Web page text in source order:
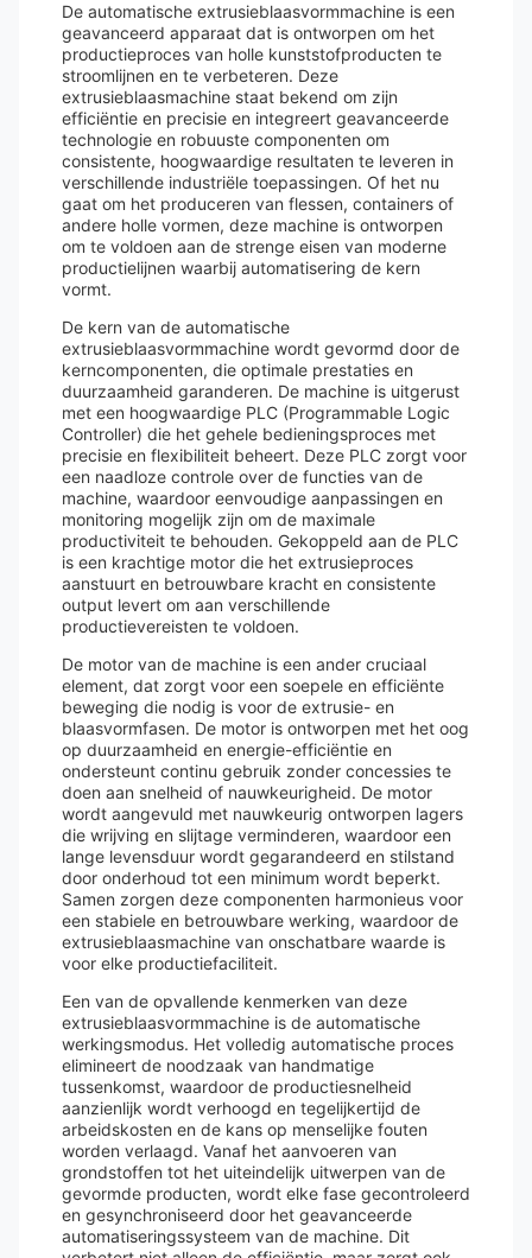
De automatische extrusieblaasvormmachine is een
geavanceerd apparaat dat is ontworpen om het
productieproces van holle kunststofproducten te
stroomlijnen en te verbeteren. Deze
extrusieblaasmachine staat bekend om zijn
efficiëntie en precisie en integreert geavanceerde
technologie en robuuste componenten om
consistente, hoogwaardige resultaten te leveren in
verschillende industriële toepassingen. Of het nu
gaat om het produceren van flessen, containers of
andere holle vormen, deze machine is ontworpen
om te voldoen aan de strenge eisen van moderne
productielijnen waarbij automatisering de kern
vormt.
De kern van de automatische
extrusieblaasvormmachine wordt gevormd door de
kerncomponenten, die optimale prestaties en
duurzaamheid garanderen. De machine is uitgerust
met een hoogwaardige PLC (Programmable Logic
Controller) die het gehele bedieningsproces met
precisie en flexibiliteit beheert. Deze PLC zorgt voor
een naadloze controle over de functies van de
machine, waardoor eenvoudige aanpassingen en
monitoring mogelijk zijn om de maximale
productiviteit te behouden. Gekoppeld aan de PLC
is een krachtige motor die het extrusieproces
aanstuurt en betrouwbare kracht en consistente
output levert om aan verschillende
productievereisten te voldoen.
De motor van de machine is een ander cruciaal
element, dat zorgt voor een soepele en efficiënte
beweging die nodig is voor de extrusie- en
blaasvormfasen. De motor is ontworpen met het oog
op duurzaamheid en energie-efficiëntie en
ondersteunt continu gebruik zonder concessies te
doen aan snelheid of nauwkeurigheid. De motor
wordt aangevuld met nauwkeurig ontworpen lagers
die wrijving en slijtage verminderen, waardoor een
lange levensduur wordt gegarandeerd en stilstand
door onderhoud tot een minimum wordt beperkt.
Samen zorgen deze componenten harmonieus voor
een stabiele en betrouwbare werking, waardoor de
extrusieblaasmachine van onschatbare waarde is
voor elke productiefaciliteit.
Een van de opvallende kenmerken van deze
extrusieblaasvormmachine is de automatische
werkingsmodus. Het volledig automatische proces
elimineert de noodzaak van handmatige
tussenkomst, waardoor de productiesnelheid
aanzienlijk wordt verhoogd en tegelijkertijd de
arbeidskosten en de kans op menselijke fouten
worden verlaagd. Vanaf het aanvoeren van
grondstoffen tot het uiteindelijk uitwerpen van de
gevormde producten, wordt elke fase gecontroleerd
en gesynchroniseerd door het geavanceerde
automatiseringssysteem van de machine. Dit